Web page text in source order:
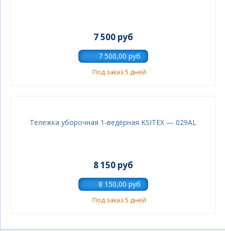
7 500 руб
Под заказ 5 дней
Тележка уборочная 1-ведёрная KSITEX — 029AL
8 150 руб
Под заказ 5 дней